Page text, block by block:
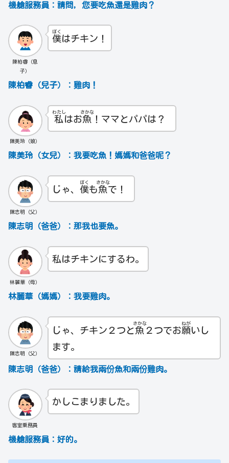
機艙服務員：請問，您要吃魚還是雞肉？
陳柏睿（息
子）
僕
ぼく
はチキン！
陳柏睿（兒子）：雞肉！
陳美玲（娘）
私
わたし
はお魚
さかな
！ママとパパは？
陳美玲（女兒）：我要吃魚！媽媽和爸爸呢？
陳志明（父）
じゃ、 僕
ぼく
も魚
さかな
で！
陳志明（爸爸）：那我也要魚。
林麗華（母）
私はチキンにするわ。
林麗華（媽媽）：我要雞肉。
陳志明（父）
じゃ、チキン２つと魚
さかな
２つでお願
ねが
いし
ます。
陳志明（爸爸）：請給我兩份魚和兩份雞肉。
客室乗務員
かしこまりました。
機艙服務員：好的。